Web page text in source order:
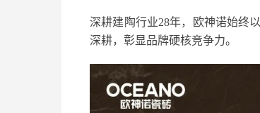
深耕建陶行业28年，欧神诺始终以
深耕，彰显品牌硬核竞争力。